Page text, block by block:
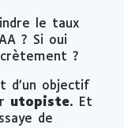
le taux
? Si oui
?
d’un objectif
utopiste. Et
de